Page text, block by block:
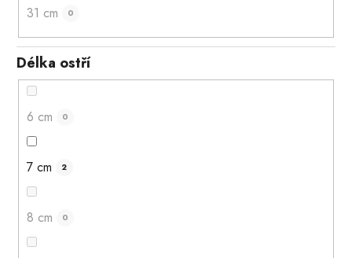
31 cm 0
Délka ostří
6 cm 0
7 cm 2
8 cm 0